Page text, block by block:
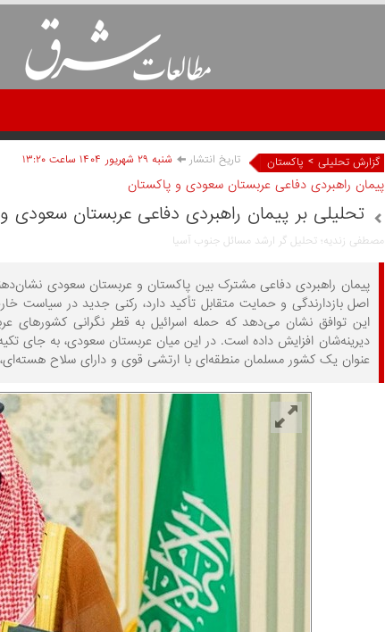
گزارش تحلیلی > پاکستان تاریخ انتشار شنبه ۲۹ شهريور ۱۴۰۴ ساعت ۱۳:۲۰
پیمان راهبردی دفاعی عربستان سعودی و پاکستان
تحلیلی بر پیمان راهبردی دفاعی عربستان سعودی
مصطفی زندیه؛ تحلیل گر ارشد مسائل جنوب آسیا
پیمان راهبردی دفاعی مشترک بین پاکستان و عربستان سعودی
اصل بازدارندگی و حمایت متقابل تأکید دارد، رکنی جدید در
این توافق نشان می‌دهد که حمله اسرائیل به قطر نگرانی کشورهای
دیرینه‌شان افزایش داده است. در این میان عربستان سعودی، به جای
عنوان یک کشور مسلمان منطقه‌ای با ارتشی قوی و دارای سلاح